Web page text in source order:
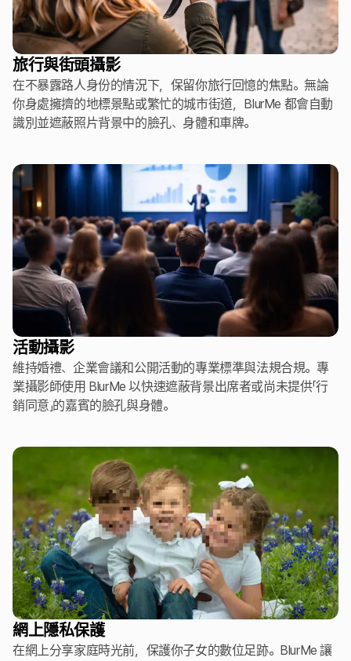
旅行與街頭攝影
在不暴露路人身份的情況下，保留你旅行回憶的焦點。無論
你身處擁擠的地標景點或繁忙的城市街道，BlurMe 都會自動
識別並遮蔽照片背景中的臉孔、身體和車牌。
活動攝影
維持婚禮、企業會議和公開活動的專業標準與法規合規。專
業攝影師使用 BlurMe 以快速遮蔽背景出席者或尚未提供「行
銷同意」的嘉賓的臉孔與身體。
網上隱私保護
在網上分享家庭時光前，保護你子女的數位足跡。BlurMe 讓